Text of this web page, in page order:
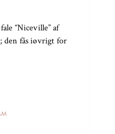
“Niceville” af
den fås iøvrigt for